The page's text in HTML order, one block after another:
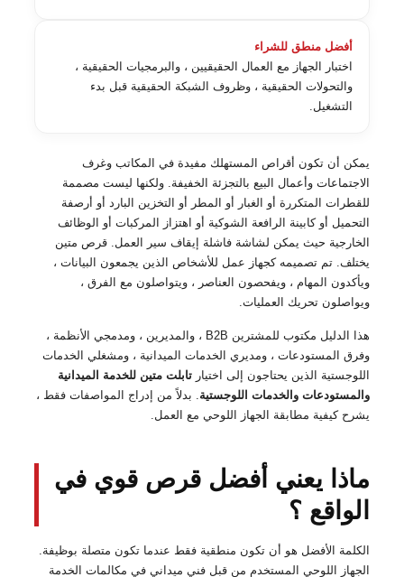
أفضل منطق للشراء
اختبار الجهاز مع العمال الحقيقيين ، والبرمجيات الحقيقية ،
والتحولات الحقيقية ، وظروف الشبكة الحقيقية قبل بدء
التشغيل.
يمكن أن تكون أقراص المستهلك مفيدة في المكاتب وغرف
الاجتماعات وأعمال البيع بالتجزئة الخفيفة. ولكنها ليست مصممة
للقطرات المتكررة أو الغبار أو المطر أو التخزين البارد أو أرصفة
التحميل أو كابينة الرافعة الشوكية أو اهتزاز المركبات أو الوظائف
الخارجية حيث يمكن لشاشة فاشلة إيقاف سير العمل. قرص متين
يختلف. تم تصميمه كجهاز عمل للأشخاص الذين يجمعون البيانات ،
ويأكدون المهام ، ويفحصون العناصر ، ويتواصلون مع الفرق ،
ويواصلون تحريك العمليات.
هذا الدليل مكتوب للمشترين B2B ، والمديرين ، ومدمجي الأنظمة ،
وفرق المستودعات ، ومديري الخدمات الميدانية ، ومشغلي الخدمات
اللوجستية الذين يحتاجون إلى اختيار تابلت متين للخدمة الميدانية
والمستودعات والخدمات اللوجستية . بدلاً من إدراج المواصفات فقط ،
يشرح كيفية مطابقة الجهاز اللوحي مع العمل.
ماذا يعني أفضل قرص قوي في
الواقع ؟
الكلمة الأفضل هو أن تكون منطقية فقط عندما تكون متصلة بوظيفة.
الجهاز اللوحي المستخدم من قبل فني ميداني في مكالمات الخدمة